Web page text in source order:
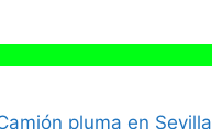
pluma en Sevilla